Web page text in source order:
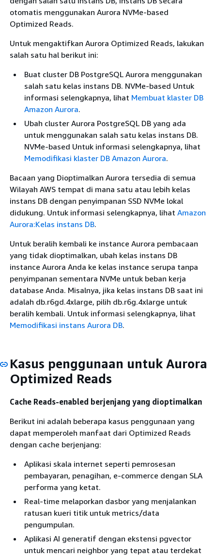
otomatis menggunakan Aurora NVMe-based
Optimized Reads.
Untuk mengaktifkan Aurora Optimized Reads, lakukan
salah satu hal berikut ini:
Buat cluster DB PostgreSQL Aurora menggunakan
salah satu kelas instans DB. NVMe-based Untuk
informasi selengkapnya, lihat Membuat klaster DB
Amazon Aurora.
Ubah cluster Aurora PostgreSQL DB yang ada
untuk menggunakan salah satu kelas instans DB.
NVMe-based Untuk informasi selengkapnya, lihat
Memodifikasi klaster DB Amazon Aurora.
Bacaan yang Dioptimalkan Aurora tersedia di semua
Wilayah AWS tempat di mana satu atau lebih kelas
instans DB dengan penyimpanan SSD NVMe lokal
didukung. Untuk informasi selengkapnya, lihat Amazon
Aurora:Kelas instans DB.
Untuk beralih kembali ke instance Aurora pembacaan
yang tidak dioptimalkan, ubah kelas instans DB
instance Aurora Anda ke kelas instance serupa tanpa
penyimpanan sementara NVMe untuk beban kerja
database Anda. Misalnya, jika kelas instans DB saat ini
adalah db.r6gd.4xlarge, pilih db.r6g.4xlarge untuk
beralih kembali. Untuk informasi selengkapnya, lihat
Memodifikasi instans Aurora DB.
Kasus penggunaan untuk Aurora
Optimized Reads
Cache Reads-enabled berjenjang yang dioptimalkan
Berikut ini adalah beberapa kasus penggunaan yang
dapat memperoleh manfaat dari Optimized Reads
dengan cache berjenjang:
Aplikasi skala internet seperti pemrosesan
pembayaran, penagihan, e-commerce dengan SLA
performa yang ketat.
Real-time melaporkan dasbor yang menjalankan
ratusan kueri titik untuk metrics/data
pengumpulan.
Aplikasi AI generatif dengan ekstensi pgvector
untuk mencari neighbor yang tepat atau terdekat